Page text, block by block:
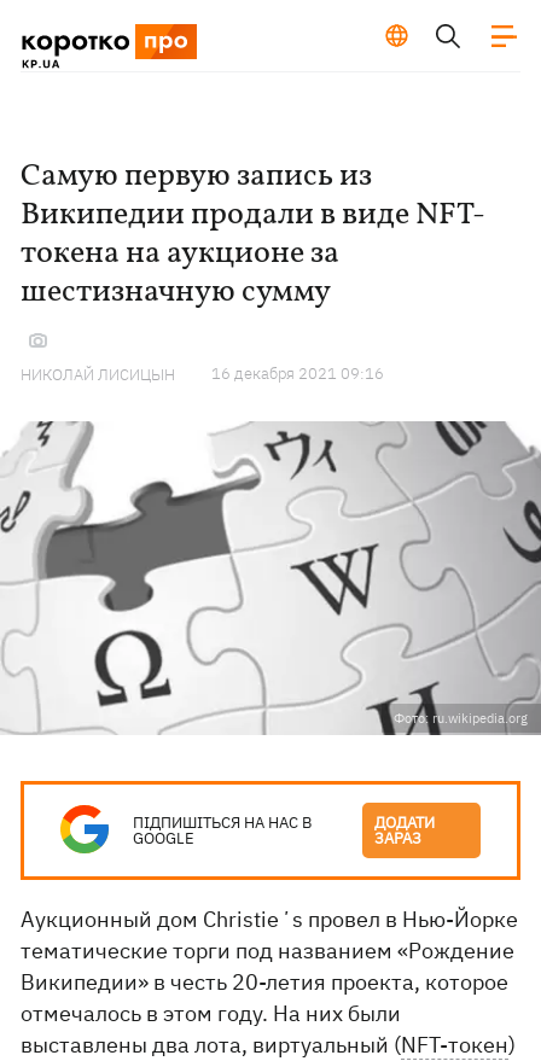
Самую первую запись из
Википедии продали в виде NFT-
токена на аукционе за
шестизначную сумму
НИКОЛАЙ ЛИСИЦЫН 16 декабря 2021 09:16
Фото: ru.wikipedia.org
ПІДПИШІТЬСЯ НА НАС В
GOOGLE
ДОДАТИ
ЗАРАЗ
Аукционный дом Christieʼs провел в Нью-Йорке
тематические торги под названием «Рождение
Википедии» в честь 20-летия проекта, которое
отмечалось в этом году. На них были
выставлены два лота, виртуальный (NFT-токен)